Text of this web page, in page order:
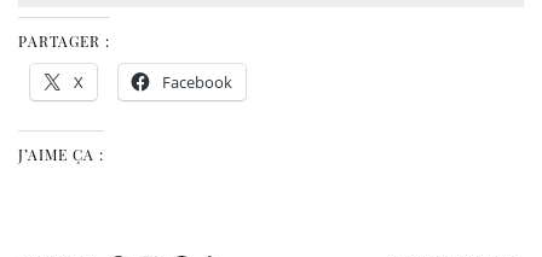
PARTAGER :
X Facebook
J’AIME ÇA :